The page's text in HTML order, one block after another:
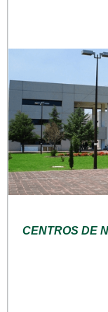
CENTROS DE